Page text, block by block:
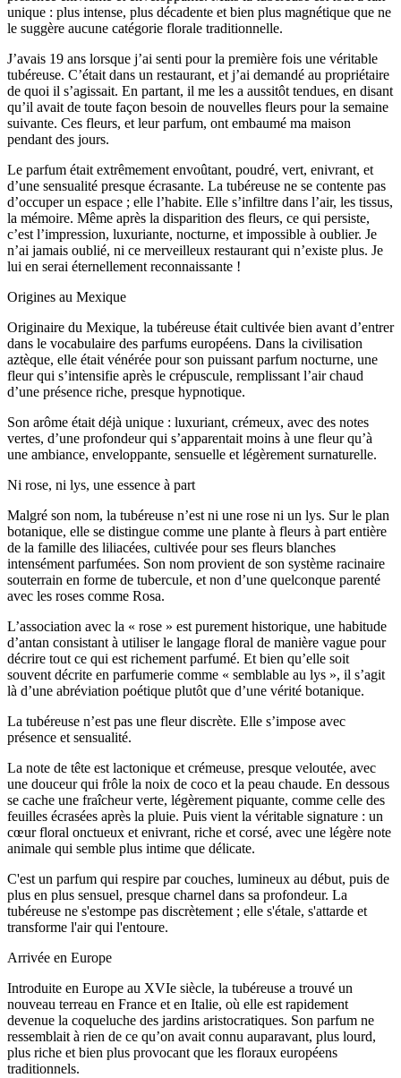
unique : plus intense, plus décadente et bien plus magnétique que ne
le suggère aucune catégorie florale traditionnelle.
J’avais 19 ans lorsque j’ai senti pour la première fois une véritable
tubéreuse. C’était dans un restaurant, et j’ai demandé au propriétaire
de quoi il s’agissait. En partant, il me les a aussitôt tendues, en disant
qu’il avait de toute façon besoin de nouvelles fleurs pour la semaine
suivante. Ces fleurs, et leur parfum, ont embaumé ma maison
pendant des jours.
Le parfum était extrêmement envoûtant, poudré, vert, enivrant, et
d’une sensualité presque écrasante. La tubéreuse ne se contente pas
d’occuper un espace ; elle l’habite. Elle s’infiltre dans l’air, les tissus,
la mémoire. Même après la disparition des fleurs, ce qui persiste,
c’est l’impression, luxuriante, nocturne, et impossible à oublier. Je
n’ai jamais oublié, ni ce merveilleux restaurant qui n’existe plus. Je
lui en serai éternellement reconnaissante !
Origines au Mexique
Originaire du Mexique, la tubéreuse était cultivée bien avant d’entrer
dans le vocabulaire des parfums européens. Dans la civilisation
aztèque, elle était vénérée pour son puissant parfum nocturne, une
fleur qui s’intensifie après le crépuscule, remplissant l’air chaud
d’une présence riche, presque hypnotique.
Son arôme était déjà unique : luxuriant, crémeux, avec des notes
vertes, d’une profondeur qui s’apparentait moins à une fleur qu’à
une ambiance, enveloppante, sensuelle et légèrement surnaturelle.
Ni rose, ni lys, une essence à part
Malgré son nom, la tubéreuse n’est ni une rose ni un lys. Sur le plan
botanique, elle se distingue comme une plante à fleurs à part entière
de la famille des liliacées, cultivée pour ses fleurs blanches
intensément parfumées. Son nom provient de son système racinaire
souterrain en forme de tubercule, et non d’une quelconque parenté
avec les roses comme Rosa.
L’association avec la « rose » est purement historique, une habitude
d’antan consistant à utiliser le langage floral de manière vague pour
décrire tout ce qui est richement parfumé. Et bien qu’elle soit
souvent décrite en parfumerie comme « semblable au lys », il s’agit
là d’une abréviation poétique plutôt que d’une vérité botanique.
La tubéreuse n’est pas une fleur discrète. Elle s’impose avec
présence et sensualité.
La note de tête est lactonique et crémeuse, presque veloutée, avec
une douceur qui frôle la noix de coco et la peau chaude. En dessous
se cache une fraîcheur verte, légèrement piquante, comme celle des
feuilles écrasées après la pluie. Puis vient la véritable signature : un
cœur floral onctueux et enivrant, riche et corsé, avec une légère note
animale qui semble plus intime que délicate.
C'est un parfum qui respire par couches, lumineux au début, puis de
plus en plus sensuel, presque charnel dans sa profondeur. La
tubéreuse ne s'estompe pas discrètement ; elle s'étale, s'attarde et
transforme l'air qui l'entoure.
Arrivée en Europe
Introduite en Europe au XVIe siècle, la tubéreuse a trouvé un
nouveau terreau en France et en Italie, où elle est rapidement
devenue la coqueluche des jardins aristocratiques. Son parfum ne
ressemblait à rien de ce qu’on avait connu auparavant, plus lourd,
plus riche et bien plus provocant que les floraux européens
traditionnels.